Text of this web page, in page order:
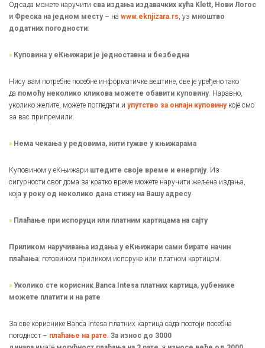
Од сада можете наручити сва издања издавачких кућа Klett, Нови Логос
и Фреска на једном месту– на www.eknjizara.rs, уз мноштво
додатних погодности:
» Куповина у еКњижари је једноставна и безбедна
Нису вам потребне посебне информатичке вештине, све је уређено тако
да помоћу неколико кликова можете обавити куповину. Наравно,
уколико желите, можете погледати и упутство за онлајн куповинукоје смо
за вас припремили.
» Нема чекања у редовима, нити гужве у књижарама
Куповином у еКњижари штедите своје време и енергију. Из
сигурности свог дома за кратко време можете наручити жељена издања,
која у року од неколико дана стижу на Вашу адресу.
» Плаћање при испоруци или платним картицама на сајту
Приликом наручивања издања у еКњижари сами бирате начин
плаћања: готовином приликом испоруке или платном картицом.
» Уколико сте корисник Banca Intesa платних картица, уџбенике
можете платити и на рате
За све кориснике Banca Intesa платних картица сада постоји посебна
погодност – плаћање на рате. За износ до 3000